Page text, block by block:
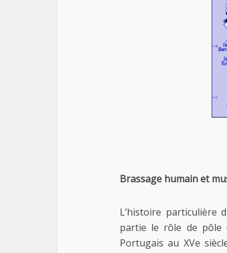
Brassage humain et
L’histoire particulière
partie le rôle de pôle
Portugais au XVe